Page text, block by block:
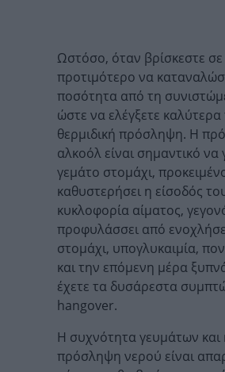
Ωστόσο, όταν βρίσκεστε σε
προτιμότερο να
ποσότητα από τη
ώστε να ελέγξετε καλύτερα
θερμιδική πρόσληψη. Η
αλκοόλ είναι σημαντικό να
γεμάτο στομάχι,
καθυστερήσει η είσοδός
κυκλοφορία αίματος,
προφυλάσσει από
στομάχι, υπογλυκαιμία,
και την επόμενη μέρα
έχετε τα δυσάρεστα
hangover.
Η συχνότητα γευμάτων
πρόσληψη νερού είναι